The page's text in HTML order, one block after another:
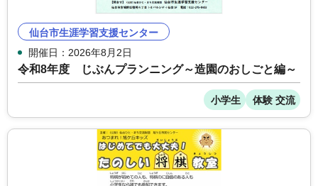
仙台市生涯学習支援センター
開催日：2026年8月2日
令和8年度 じぶんプランニング～造園のおしごと編～
小学生 体験 交流